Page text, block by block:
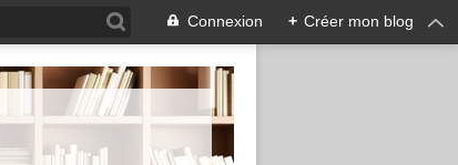
Connexion + Créer mon blog